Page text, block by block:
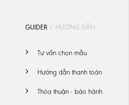
GUIDER / HƯỚNG DẪN
Tư vấn chọn mẫu
Hướng dẫn thanh toán
Thỏa thuận - bảo hành